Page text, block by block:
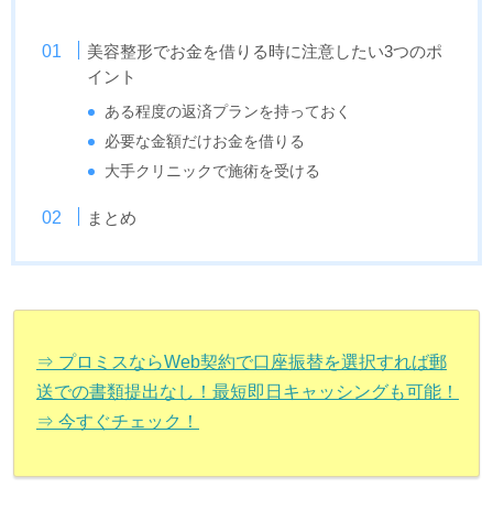
美容整形でお金を借りる時に注意したい3つのポ
イント
ある程度の返済プランを持っておく
必要な金額だけお金を借りる
大手クリニックで施術を受ける
まとめ
⇒ プロミスならWeb契約で口座振替を選択すれば郵
送での書類提出なし！最短即日キャッシングも可能！
⇒ 今すぐチェック！